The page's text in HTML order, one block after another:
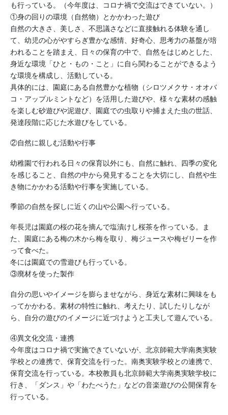
も行っている。（今年度は、コロナ禍で交流はできていない。）
①身の回りの環境（自然物）とかかわった遊び
自然の大きさ、美しさ、不思議さなどに直接触れる体験を通し
て、幼児の心がやすらぎ豊かな感情、好奇心、思考力の基盤が培
われることを踏まえ、日々の保育の中で、自然をはじめとした、
身近な環境「ひと・もの・こと」に自ら関わることができるよう
な環境を構成し、活動している。
具体的には、園庭にある自然豊かな植物（シロツメクサ・オオバ
コ・アップルミントなど）を活用した遊びや、様々な素材の感触
を楽しむ砂遊びや泥遊び、園庭での虫取りや捕まえた虫の世話、
発達段階に応じた水遊びをしている。
②自然に親しむ活動や行事
幼稚園で行われる日々の保育以外にも、自然に触れ、四季の変化
を感じること、自然の中から発見することを大切にし、自然や生
き物にかかわる活動や行事を実施している。
季節の自然を探しに近くの山や公園へ行っている。
年長児は園庭の桜の花を摘んで塩漬けし桜茶を作っている。ま
た、園庭にある梅の木から梅を取り、梅ジュースや梅ゼリーを作
って食べた。
冬には園庭での雪遊びも行っている。
③廃材を使った製作
自分の思いやイメージを膨らませながら、身近な素材に興味をも
ってかかわる。素材の特性に触れ、考えたり、試したりしなが
ら、自分の遊びのイメージに近づけようと工夫して遊んでいる。
④異文化交流・連携
今年度はコロナ禍で実施できていないが、北京師範大学南奥実験
学校との連携で、保育交流を行った。南奥実験学校との連携で、
保育交流を行っている。本校教員も北京師範大学南奥実験学校に
行き、「ダンス」や「わたべうた」などの音楽遊びの公開保育を
行っている。